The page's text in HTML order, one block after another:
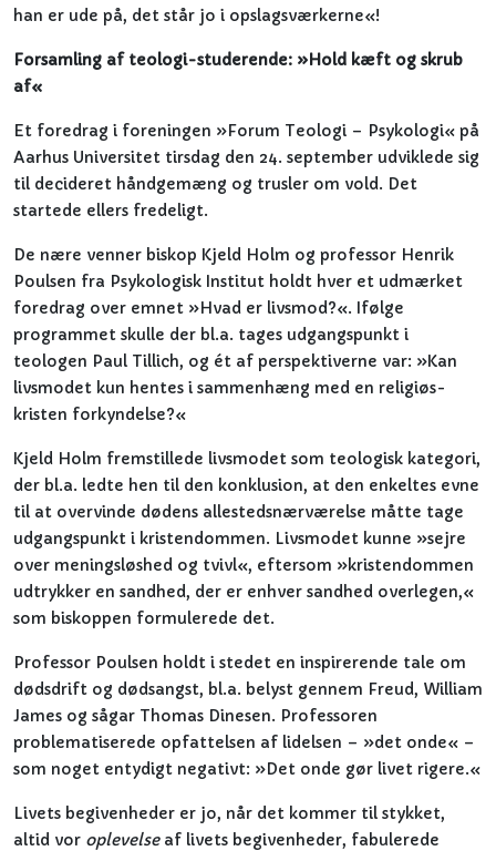
han er ude på, det står jo i opslagsværkerne«!
Forsamling af teologi-studerende: »Hold kæft og skrub
af«
Et foredrag i foreningen »Forum Teologi – Psykologi« på
Aarhus Universitet tirsdag den 24. september udviklede sig
til decideret håndgemæng og trusler om vold. Det
startede ellers fredeligt.
De nære venner biskop Kjeld Holm og professor Henrik
Poulsen fra Psykologisk Institut holdt hver et udmærket
foredrag over emnet »Hvad er livsmod?«. Ifølge
programmet skulle der bl.a. tages udgangspunkt i
teologen Paul Tillich, og ét af perspektiverne var: »Kan
livsmodet kun hentes i sammenhæng med en religiøs-
kristen forkyndelse?«
Kjeld Holm fremstillede livsmodet som teologisk kategori,
der bl.a. ledte hen til den konklusion, at den enkeltes evne
til at overvinde dødens allestedsnærværelse måtte tage
udgangspunkt i kristendommen. Livsmodet kunne »sejre
over meningsløshed og tvivl«, eftersom »kristendommen
udtrykker en sandhed, der er enhver sandhed overlegen,«
som biskoppen formulerede det.
Professor Poulsen holdt i stedet en inspirerende tale om
dødsdrift og dødsangst, bl.a. belyst gennem Freud, William
James og sågar Thomas Dinesen. Professoren
problematiserede opfattelsen af lidelsen – »det onde« –
som noget entydigt negativt: »Det onde gør livet rigere.«
Livets begivenheder er jo, når det kommer til stykket,
altid vor oplevelseaf livets begivenheder, fabulerede